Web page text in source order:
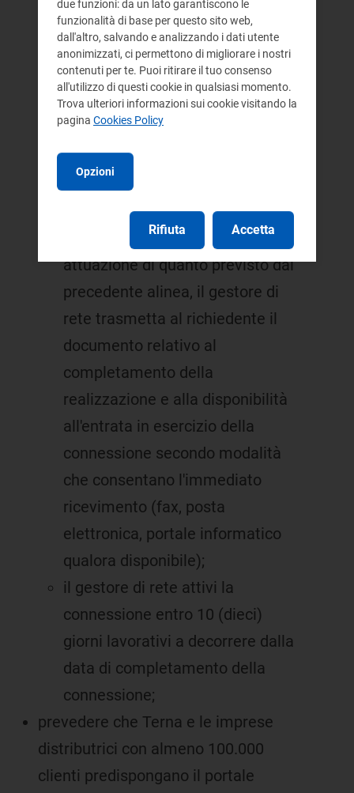
connessione, il gestore di rete
indichi alcune possibili date per
l'attivazione della connessione; e
che tali date non devono essere
successive al decimo giorno
lavorativo dalla data di
completamento della
connessione;
al fine di garantire l'effettiva
attuazione di quanto previsto dal
precedente alinea, il gestore di
rete trasmetta al richiedente il
documento relativo al
completamento della
realizzazione e alla disponibilità
all'entrata in esercizio della
connessione secondo modalità
che consentano l'immediato
ricevimento (fax, posta
elettronica, portale informatico
qualora disponibile);
il gestore di rete attivi la
connessione entro 10 (dieci)
giorni lavorativi a decorrere dalla
data di completamento della
connessione;
prevedere che Terna e le imprese
distributrici con almeno 100.000
clienti predispongano il portale
due funzioni: da un lato garantiscono le
funzionalità di base per questo sito web,
dall'altro, salvando e analizzando i dati utente
anonimizzati, ci permettono di migliorare i nostri
contenuti per te. Puoi ritirare il tuo consenso
all'utilizzo di questi cookie in qualsiasi momento.
Trova ulteriori informazioni sui cookie visitando la
pagina Cookies Policy
Opzioni
Rifiuta Accetta